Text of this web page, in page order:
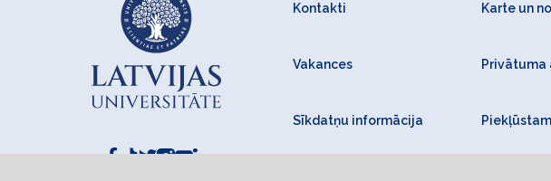
Kontakti Karte un
Vakances Privātuma
Sīkdatņu informācija